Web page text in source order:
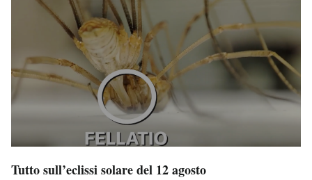
Tutto sull’eclissi solare del 12 agosto